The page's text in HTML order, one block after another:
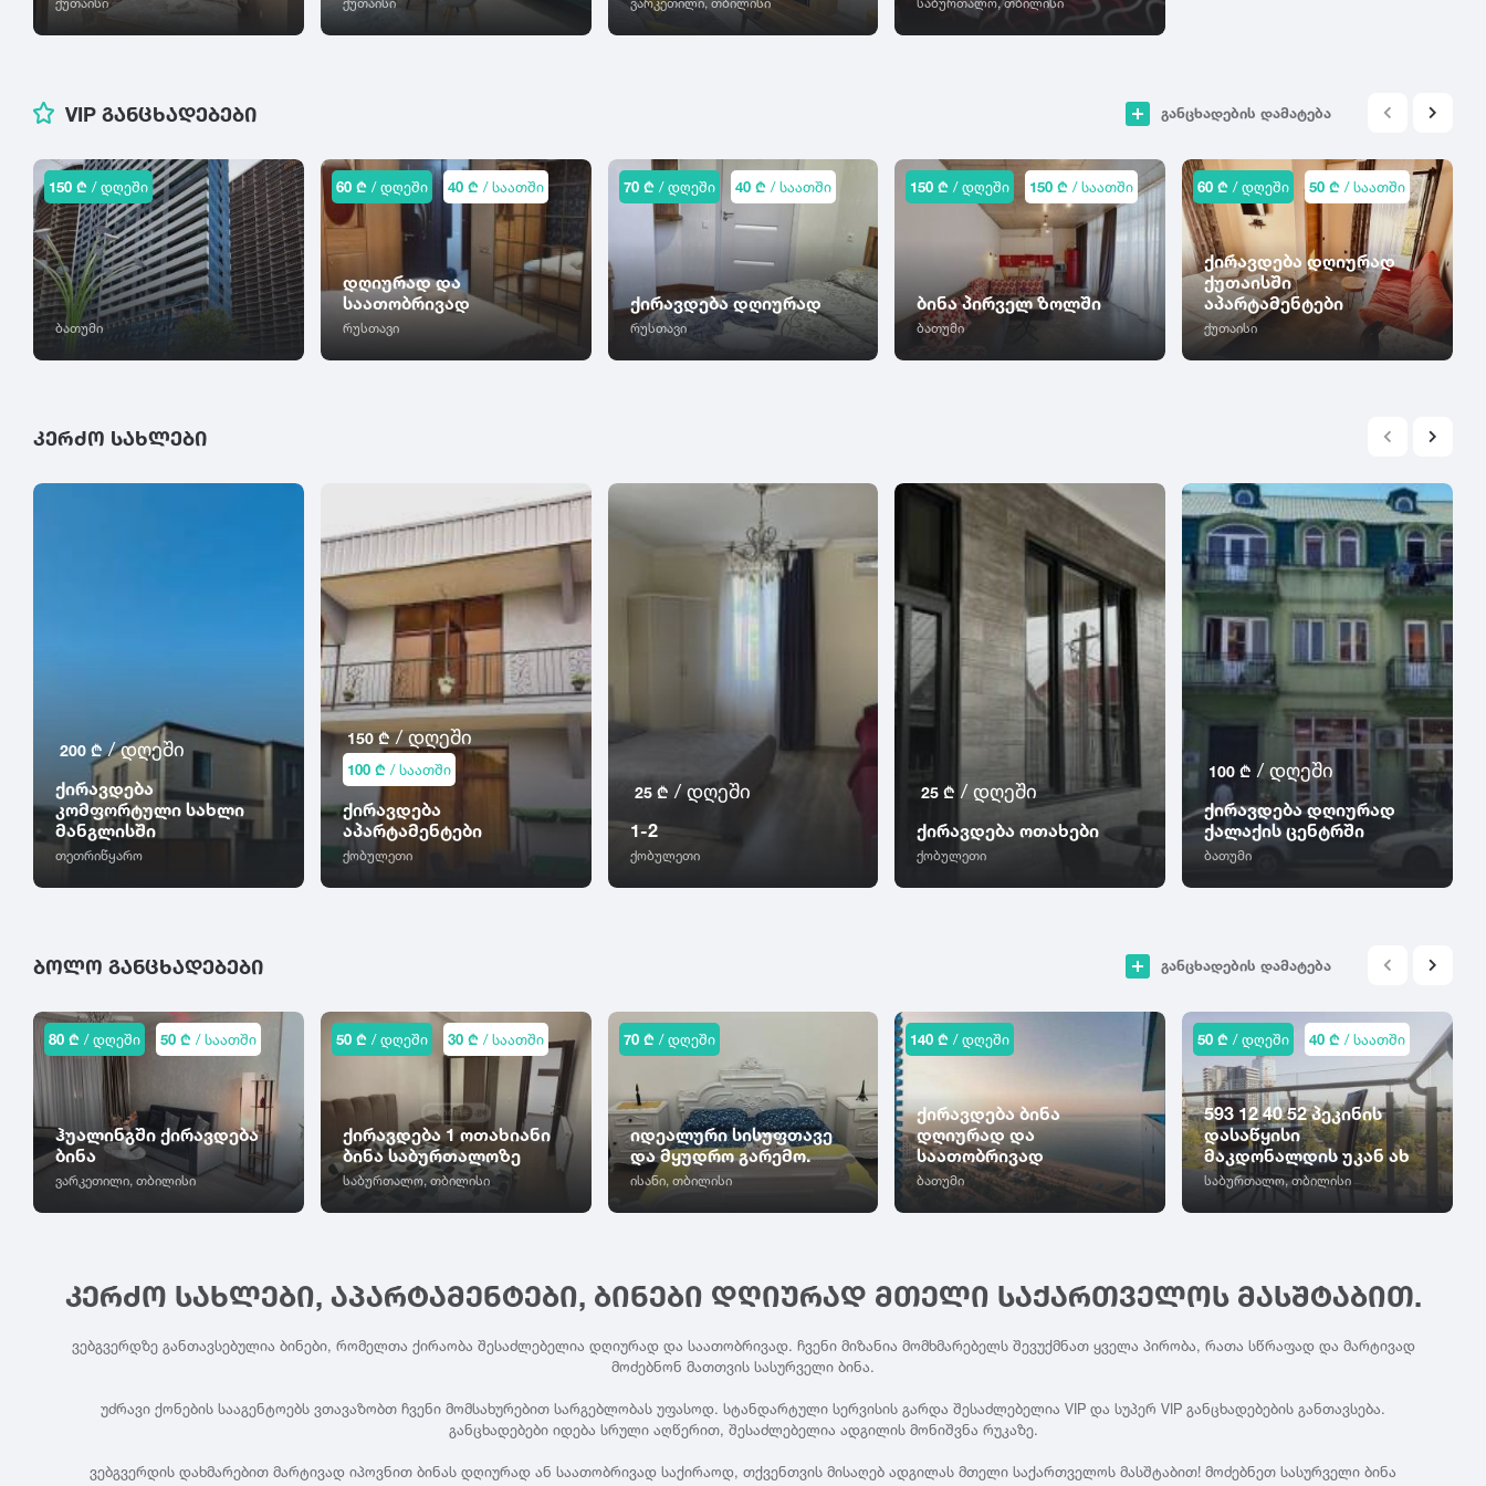
VIP ᲒᲐᲜᲪᲮᲐᲓᲔᲑᲔᲑᲘ განცხადების დამატება
150 ₾ / დღეში
ბათუმი
60 ₾ / დღეში 40 ₾ / საათში
დღიურად და
საათობრივად
რუსთავი
70 ₾ / დღეში 40 ₾ / საათში
ქირავდება დღიურად
რუსთავი
150 ₾ / დღეში 150 ₾ / საათში
ბინა პირველ ზოლში
ბათუმი
60 ₾ / დღეში 50 ₾ / საათში
ქირავდება დღიურად
ქუთაისში
აპარტამენტები
ქუთაისი
ᲙᲔᲠᲫᲝ ᲡᲐᲮᲚᲔᲑᲘ
200 ₾/ დღეში
ქირავდება
კომფორტული სახლი
მანგლისში
თეთრიწყარო
150 ₾/ დღეში
100 ₾ / საათში
ქირავდება
აპარტამენტები
ქობულეთი
25 ₾ / დღეში
1-2
ქობულეთი
25 ₾ / დღეში
ქირავდება ოთახები
ქობულეთი
100 ₾ / დღეში
ქირავდება დღიურად
ქალაქის ცენტრში
ბათუმი
ᲑᲝᲚᲝ ᲒᲐᲜᲪᲮᲐᲓᲔᲑᲔᲑᲘ განცხადების დამატება
80 ₾ / დღეში 50 ₾ / საათში
ჰუალინგში ქირავდება
ბინა
ვარკეთილი, თბილისი
50 ₾ / დღეში 30 ₾ / საათში
ქირავდება 1 ოთახიანი
ბინა საბურთალოზე
საბურთალო, თბილისი
70 ₾ / დღეში
იდეალური სისუფთავე
და მყუდრო გარემო.
ისანი, თბილისი
140 ₾ / დღეში
ქირავდება ბინა
დღიურად და
საათობრივად
ბათუმი
50 ₾ / დღეში 40 ₾ / საათში
593 12 40 52 პეკინის
დასაწყისი
მაკდონალდის უკან ახ
საბურთალო, თბილისი
ᲙᲔᲠᲫᲝ ᲡᲐᲮᲚᲔᲑᲘ, ᲐᲞᲐᲠᲢᲐᲛᲔᲜᲢᲔᲑᲘ, ᲑᲘᲜᲔᲑᲘ ᲓᲦᲘᲣᲠᲐᲓ ᲛᲗᲔᲚᲘ ᲡᲐᲥᲐᲠᲗᲕᲔᲚᲝᲡ ᲛᲐᲡᲨᲢᲐᲑᲘᲗ.
ვებგვერდზე განთავსებულია ბინები, რომელთა ქირაობა შესაძლებელია დღიურად და საათობრივად. ჩვენი მიზანია მომხმარებელს შევუქმნათ ყველა პირობა, რათა სწრაფად და მარტივად
მოძებნონ მათთვის სასურველი ბინა.
უძრავი ქონების სააგენტოებს ვთავაზობთ ჩვენი მომსახურებით სარგებლობას უფასოდ. სტანდარტული სერვისის გარდა შესაძლებელია VIP და სუპერ VIP განცხადებების განთავსება.
განცხადებები იდება სრული აღწერით, შესაძლებელია ადგილის მონიშვნა რუკაზე.
ვებგვერდის დახმარებით მარტივად იპოვნით ბინას დღიურად ან საათობრივად საქირაოდ, თქვენთვის მისაღებ ადგილას მთელი საქართველოს მასშტაბით! მოძებნეთ სასურველი ბინა